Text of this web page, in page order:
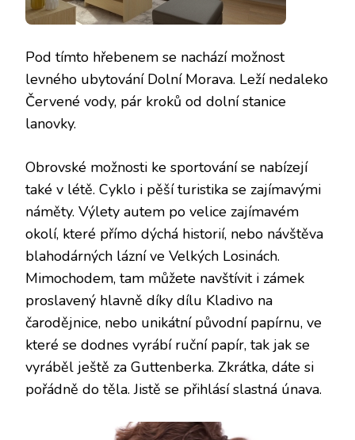
Pod tímto hřebenem se nachází možnost
levného ubytování Dolní Morava. Leží nedaleko
Červené vody, pár kroků od dolní stanice
lanovky.
Obrovské možnosti ke sportování se nabízejí
také v létě. Cyklo i pěší turistika se zajímavými
náměty. Výlety autem po velice zajímavém
okolí, které přímo dýchá historií, nebo návštěva
blahodárných lázní ve Velkých Losinách.
Mimochodem, tam můžete navštívit i zámek
proslavený hlavně díky dílu Kladivo na
čarodějnice, nebo unikátní původní papírnu, ve
které se dodnes vyrábí ruční papír, tak jak se
vyráběl ještě za Guttenberka. Zkrátka, dáte si
pořádně do těla. Jistě se přihlásí slastná únava.